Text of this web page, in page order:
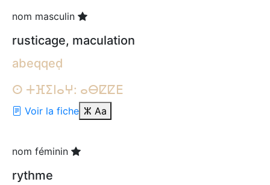
nom masculin
rusticage, maculation
abeqqeḍ
ⵙ ⵜⴼⵉⵏⴰⵖ: ⴰⴱⵇⵇⴹ
Voir la fiche ⵣ Aa
nom féminin
rythme